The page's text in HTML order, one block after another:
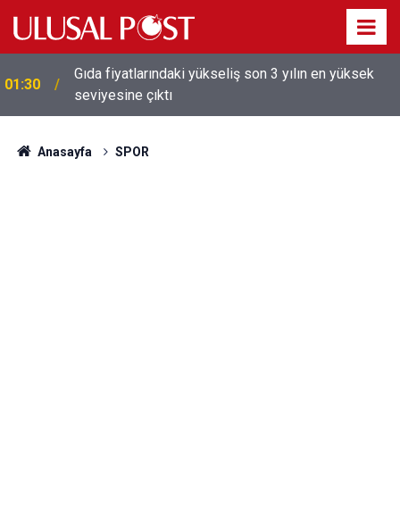
01:30
Gıda fiyatlarındaki yükseliş son 3 yılın en yüksek
seviyesine çıktı
01:26
Galatasaray'dan sekiz kişi hakkında savcılığa suç
duyurusu
Anasayfa SPOR